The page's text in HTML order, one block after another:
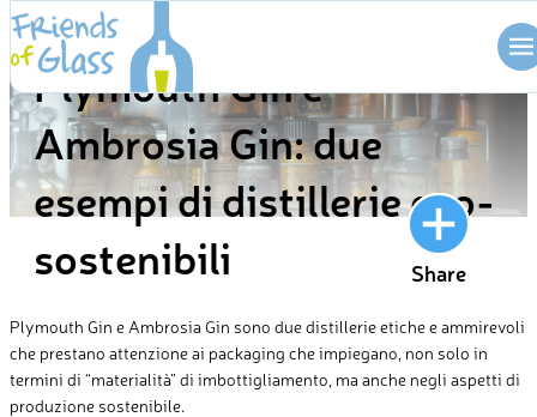
Skip
to
content
BLOG
Plymouth Gin e
Ambrosia Gin: due
esempi di distillerie eco-
sostenibili
Share
Plymouth Gin e Ambrosia Gin sono due distillerie etiche e ammirevoli
che prestano attenzione ai packaging che impiegano, non solo in
termini di “materialità” di imbottigliamento, ma anche negli aspetti di
produzione sostenibile.